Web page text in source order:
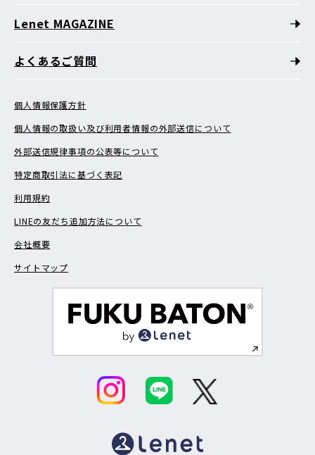
Lenet MAGAZINE
よくあるご質問
個人情報保護方針
個人情報の取扱い及び利用者情報の外部送信について
外部送信規律事項の公表等について
特定商取引法に基づく表記
利用規約
LINEの友だち追加方法について
会社概要
サイトマップ